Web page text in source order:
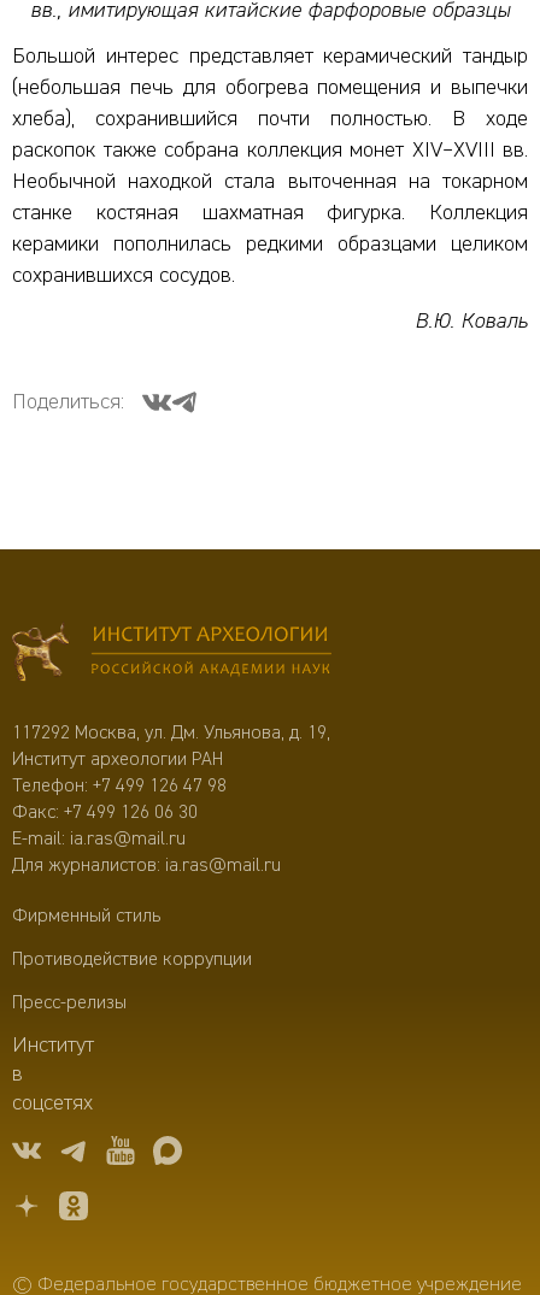
вв., имитирующая китайские фарфоровые образцы
Большой интерес представляет керамический тандыр
(небольшая печь для обогрева помещения и выпечки
хлеба), сохранившийся почти полностью. В ходе
раскопок также собрана коллекция монет XIV–XVIII вв.
Необычной находкой стала выточенная на токарном
станке костяная шахматная фигурка. Коллекция
керамики пополнилась редкими образцами целиком
сохранившихся сосудов.
В.Ю. Коваль
Поделиться:
117292 Москва, ул. Дм. Ульянова, д. 19,
Институт археологии РАН
Телефон: +7 499 126 47 98
Факс: +7 499 126 06 30
E-mail: ia.ras@mail.ru
Для журналистов: ia.ras@mail.ru
Фирменный стиль
Противодействие коррупции
Пресс-релизы
Институт
в
соцсетях
© Федеральное государственное бюджетное учреждение